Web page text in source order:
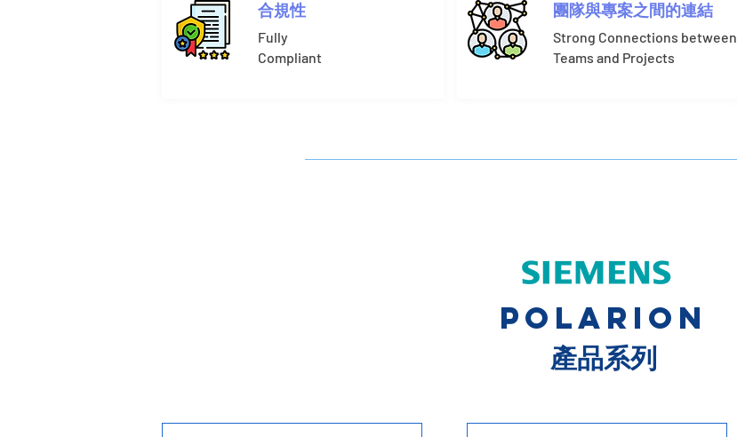
合規性
Fully
Compliant
團隊與專案之間的連結
Strong Connections between
Teams and Projects
Polarion
產品系列